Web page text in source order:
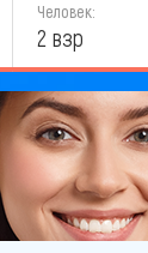
Человек:
2 взр